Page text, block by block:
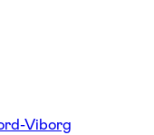
Viborg